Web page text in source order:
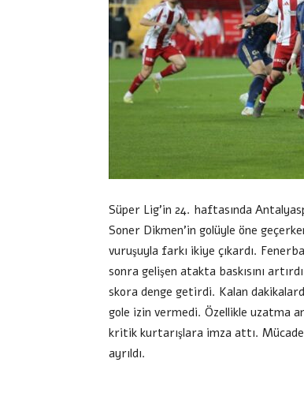
Süper Lig’in 24. haftasında
Soner Dikmen’in golüyle öne
vuruşuyla farkı ikiye çıkardı.
sonra gelişen atakta baskısını
skora denge getirdi. Kalan
gole izin vermedi. Özellikle uzatma
kritik kurtarışlara imza attı.
ayrıldı.